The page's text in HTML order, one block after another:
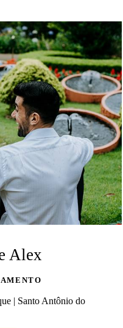
Alex
| Santo Antônio do